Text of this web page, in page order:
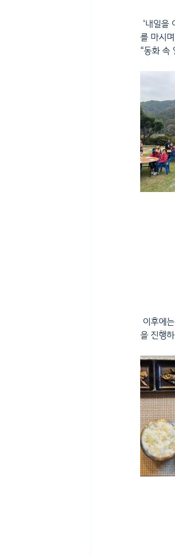
를 마시
“동화 속
을 진행